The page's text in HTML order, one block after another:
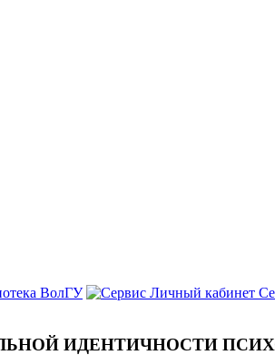
ВолГУ
ИДЕНТИЧНОСТИ